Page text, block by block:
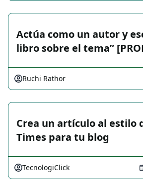
Actúa como un autor y
libro sobre el tema”
Ruchi Rathor
Crea un artículo al estilo
Times para tu blog
TecnologiClick